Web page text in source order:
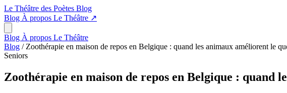
Le Théâtre des Poètes Blog
Blog À propos Le Théâtre ↗
Blog À propos Le Théâtre
Blog / Zoothérapie en maison de repos en Belgique : quand les animaux améliorent le
Seniors
Zoothérapie en maison de repos en Belgique : quand